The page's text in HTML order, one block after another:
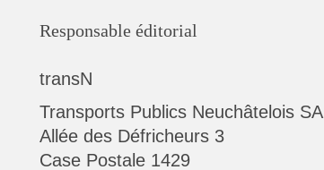
Responsable éditorial
transN
Transports Publics Neuchâtelois SA
Allée des Défricheurs 3
Case Postale 1429